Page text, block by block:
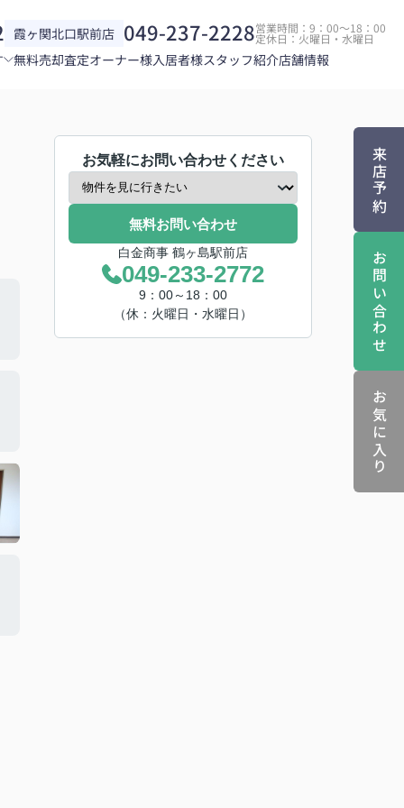
霞ヶ関北口駅前店 049-237-2228営業時間：9：00～18：00
定休日：火曜日・水曜日
無料売却査定オーナー様入居者様スタッフ紹介店舗情報
来店予約
お問い合わせ
お気に入り
お気軽にお問い合わせください
無料お問い合わせ
白金商事 鶴ヶ島駅前店
049-233-2772
9：00～18：00
（休：火曜日・水曜日）